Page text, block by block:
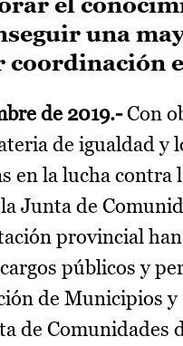
una
coordinación
de 2019.-Con
de igualdad
en la lucha contra
Junta de
provincial
públicos y
de Municipios
de Comunidades